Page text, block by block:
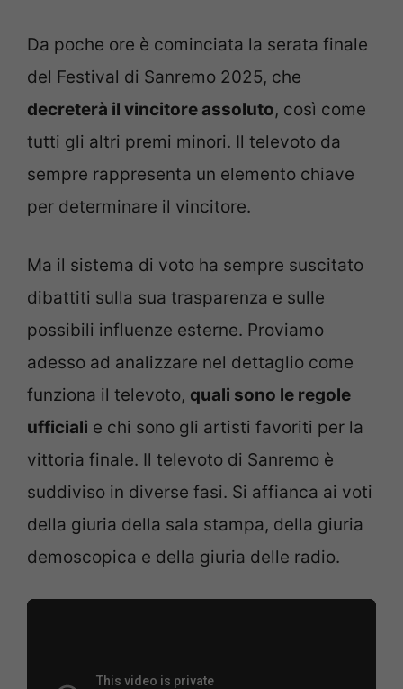
Da poche ore è cominciata la serata finale
del Festival di Sanremo 2025, che
decreterà il vincitore assoluto, così come
tutti gli altri premi minori. Il televoto da
sempre rappresenta un elemento chiave
per determinare il vincitore.
Ma il sistema di voto ha sempre suscitato
dibattiti sulla sua trasparenza e sulle
possibili influenze esterne. Proviamo
adesso ad analizzare nel dettaglio come
funziona il televoto, quali sono le regole
ufficiali e chi sono gli artisti favoriti per la
vittoria finale. Il televoto di Sanremo è
suddiviso in diverse fasi. Si affianca ai voti
della giuria della sala stampa, della giuria
demoscopica e della giuria delle radio.